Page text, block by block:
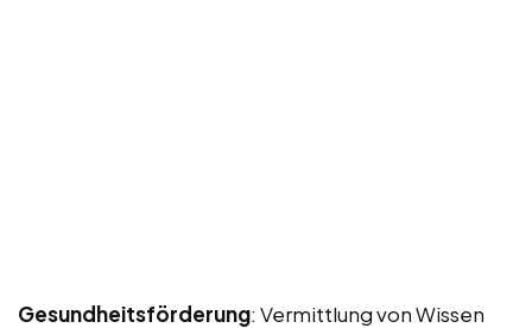
Gesundheitsförderung: Vermittlung von Wissen